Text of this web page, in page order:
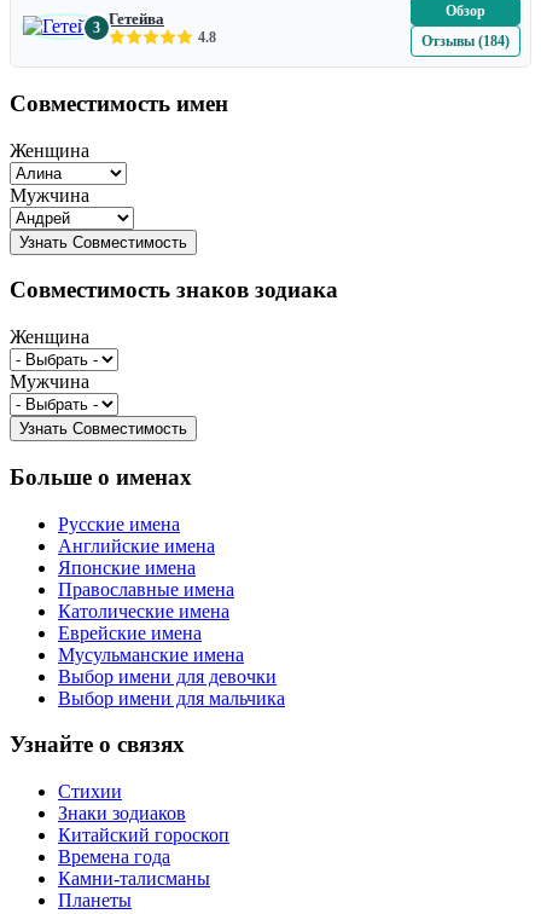
3 Гетейва
4.8
Обзор
Отзывы (184)
Совместимость имен
Женщина
Мужчина
Совместимость знаков зодиака
Женщина
Мужчина
Больше о именах
Русские имена
Английские имена
Японские имена
Православные имена
Католические имена
Еврейские имена
Мусульманские имена
Выбор имени для девочки
Выбор имени для мальчика
Узнайте о связях
Стихии
Знаки зодиаков
Китайский гороскоп
Времена года
Камни-талисманы
Планеты